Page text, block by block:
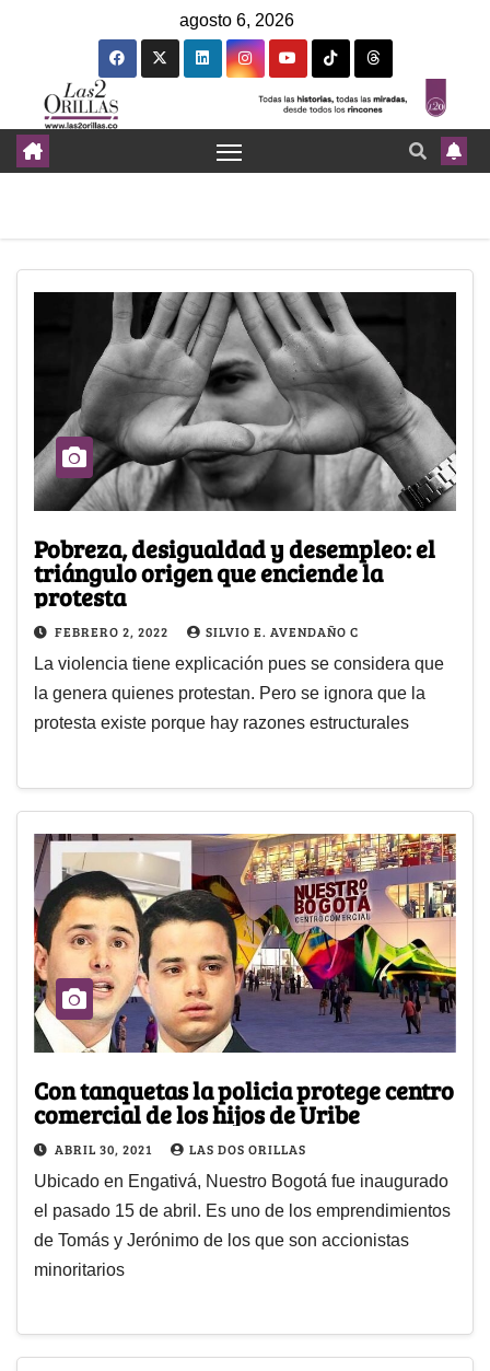
agosto 6, 2026
Pobreza, desigualdad y desempleo: el
triángulo origen que enciende la
protesta
FEBRERO 2, 2022 SILVIO E. AVENDAÑO C
La violencia tiene explicación pues se considera que
la genera quienes protestan. Pero se ignora que la
protesta existe porque hay razones estructurales
Con tanquetas la policia protege centro
comercial de los hijos de Uribe
ABRIL 30, 2021 LAS DOS ORILLAS
Ubicado en Engativá, Nuestro Bogotá fue inaugurado
el pasado 15 de abril. Es uno de los emprendimientos
de Tomás y Jerónimo de los que son accionistas
minoritarios